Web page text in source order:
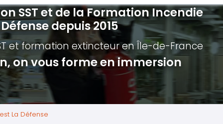
incendie - Guide et Serre file
de première intervention
Extincteurs
en réalité augmentée
Évacuation établissements de
Évacuation secteur tertiaire
Évacuation secteur industriel
SST et de la Formation Incendie
depuis 2015
et formation extincteuren Île-de-France
on vous forme en immersion
La Défense